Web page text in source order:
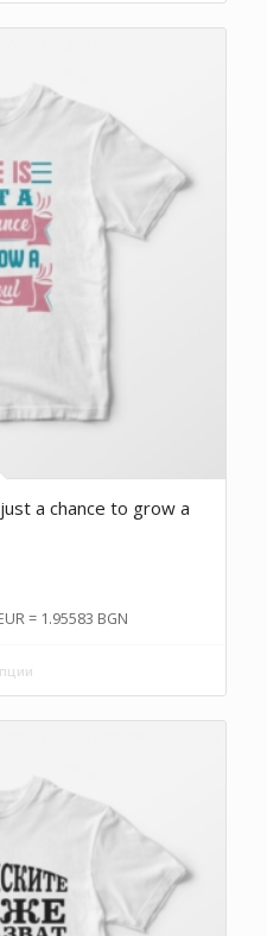
a chance to grow a
= 1.95583 BGN